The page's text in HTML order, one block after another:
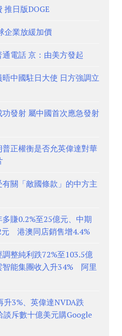
推日版DOGE
企業放緩加價
電話 京：由美方發起
中國駐日大使 日方強調立
發射 屬中國首次應急發射
正權衡是否允英偉達對華
關「敵國條款」的中方主
賺0.2%至25億元、中期
元 港澳同店銷售增4.4%
整純利跌72%至103.5億
能集團收入升34% 阿里
3%、英偉達NVDA跌
斥數十億美元購Google